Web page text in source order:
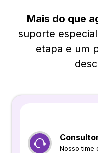
Mais do que
suporte
etapa e um
Nosso time